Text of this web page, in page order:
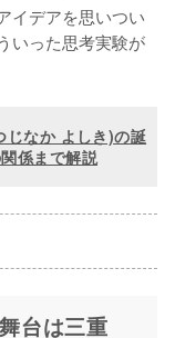
イデアを思いつい
いった思考実験が
じなか よしき)の誕
係まで解説
台は三重